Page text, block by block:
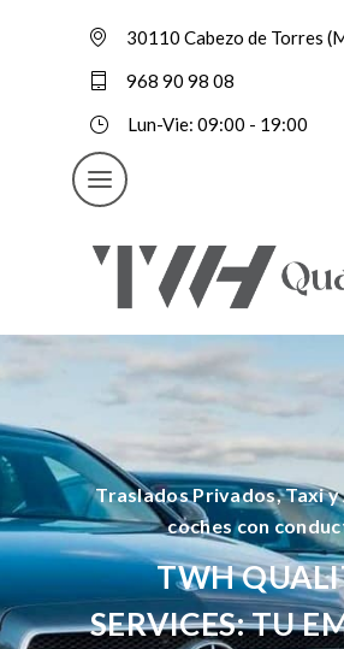
30110 Cabezo de Torres
968 90 98 08
Lun-Vie: 09:00 - 19:00
Traslados Privados, Taxi
coches con
TWH
SERVICES: TU